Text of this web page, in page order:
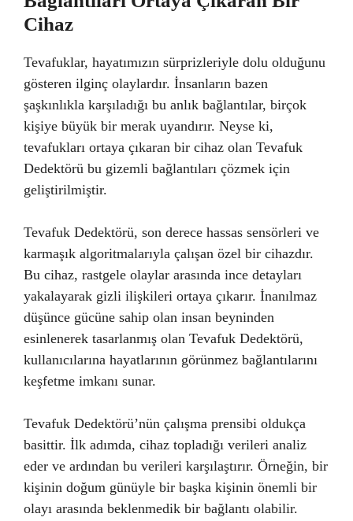
Cihaz
Tevafuklar, hayatımızın sürprizleriyle dolu olduğunu
gösteren ilginç olaylardır. İnsanların bazen
şaşkınlıkla karşıladığı bu anlık bağlantılar, birçok
kişiye büyük bir merak uyandırır. Neyse ki,
tevafukları ortaya çıkaran bir cihaz olan Tevafuk
Dedektörü bu gizemli bağlantıları çözmek için
geliştirilmiştir.
Tevafuk Dedektörü, son derece hassas sensörleri ve
karmaşık algoritmalarıyla çalışan özel bir cihazdır.
Bu cihaz, rastgele olaylar arasında ince detayları
yakalayarak gizli ilişkileri ortaya çıkarır. İnanılmaz
düşünce gücüne sahip olan insan beyninden
esinlenerek tasarlanmış olan Tevafuk Dedektörü,
kullanıcılarına hayatlarının görünmez bağlantılarını
keşfetme imkanı sunar.
Tevafuk Dedektörü’nün çalışma prensibi oldukça
basittir. İlk adımda, cihaz topladığı verileri analiz
eder ve ardından bu verileri karşılaştırır. Örneğin, bir
kişinin doğum günüyle bir başka kişinin önemli bir
olayı arasında beklenmedik bir bağlantı olabilir.